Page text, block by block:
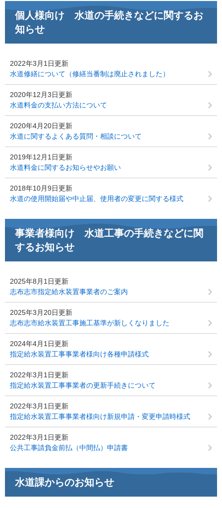
個人様向け 水道の手続きなどに関するお
知らせ
2022年3月1日更新
水道修繕について（修繕当番制は廃止されました）
2020年12月3日更新
水道料金の支払い方法について
2020年4月20日更新
水道に関するよくある質問・相談について
2019年12月1日更新
水道料金に関するお知らせやお願い
2018年10月9日更新
水道の使用開始届や中止届、使用者の変更に関する様式
事業者様向け 水道工事の手続きなどに関
するお知らせ
2025年8月1日更新
志布志市指定給水装置事業者のご案内
2025年3月20日更新
志布志市給水装置工事施工基準が新しくなりました
2024年4月1日更新
指定給水装置工事事業者様向け各種申請様式
2022年3月1日更新
指定給水装置工事事業者の更新手続きについて
2022年3月1日更新
指定給水装置工事事業者様向け新規申請・変更申請時様式
2022年3月1日更新
公共工事請負金前払（中間払）申請書
水道課からのお知らせ